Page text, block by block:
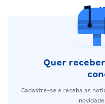
Quer
Cadastre-se e receba as